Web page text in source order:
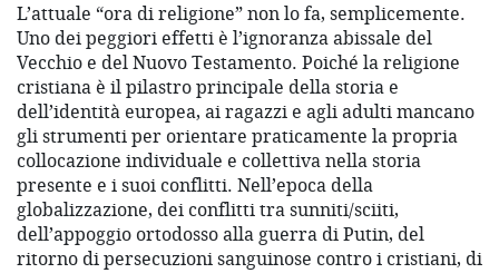
L’attuale “ora di religione” non lo fa, semplicemente.
Uno dei peggiori effetti è l’ignoranza abissale del
Vecchio e del Nuovo Testamento. Poiché la religione
cristiana è il pilastro principale della storia e
dell’identità europea, ai ragazzi e agli adulti mancano
gli strumenti per orientare praticamente la propria
collocazione individuale e collettiva nella storia
presente e i suoi conflitti. Nell’epoca della
globalizzazione, dei conflitti tra sunniti/sciiti,
dell’appoggio ortodosso alla guerra di Putin, del
ritorno di persecuzioni sanguinose contro i cristiani, di